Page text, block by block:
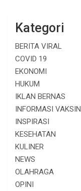
Kategori
BERITA VIRAL
COVID 19
EKONOMI
HUKUM
IKLAN BERNAS
INFORMASI VAKSIN
INSPIRASI
KESEHATAN
KULINER
NEWS
OLAHRAGA
OPINI